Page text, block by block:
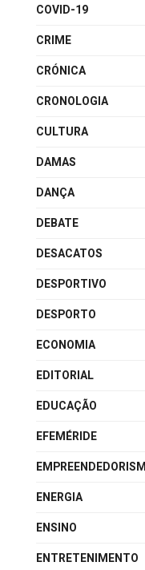
COVID-19
CRIME
CRÓNICA
CRONOLOGIA
CULTURA
DAMAS
DANÇA
DEBATE
DESACATOS
DESPORTIVO
DESPORTO
ECONOMIA
EDITORIAL
EDUCAÇÃO
EFEMÉRIDE
ENERGIA
ENSINO
ENTRETENIMENTO